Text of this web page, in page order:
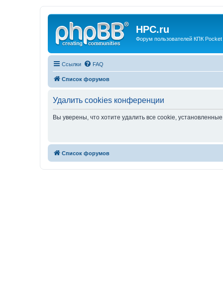
HPC.ru
Форум пользователей КПК
Ссылки FAQ
Список форумов
Удалить cookies конференции
Вы уверены, что хотите удалить все cookie,
Список форумов